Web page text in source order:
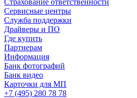
Страхование ответственности
Сервисные центры
Служба поддержки
Драйверы и ПО
Где купить
Партнерам
Информация
Банк фотографий
Банк видео
Карточки для МП
+7 (495) 280 78 78